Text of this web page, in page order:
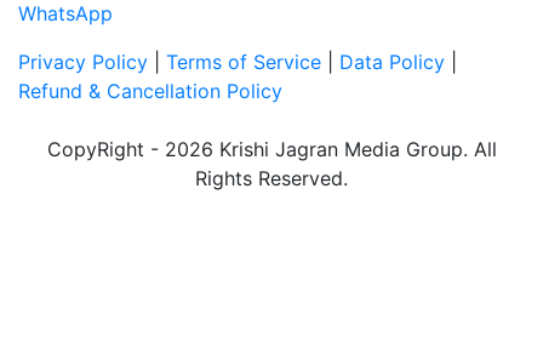
WhatsApp
Privacy Policy
Terms of Service Data Policy
Refund & Cancellation Policy
CopyRight - 2026 Krishi Jagran Media Group. All
Rights Reserved.